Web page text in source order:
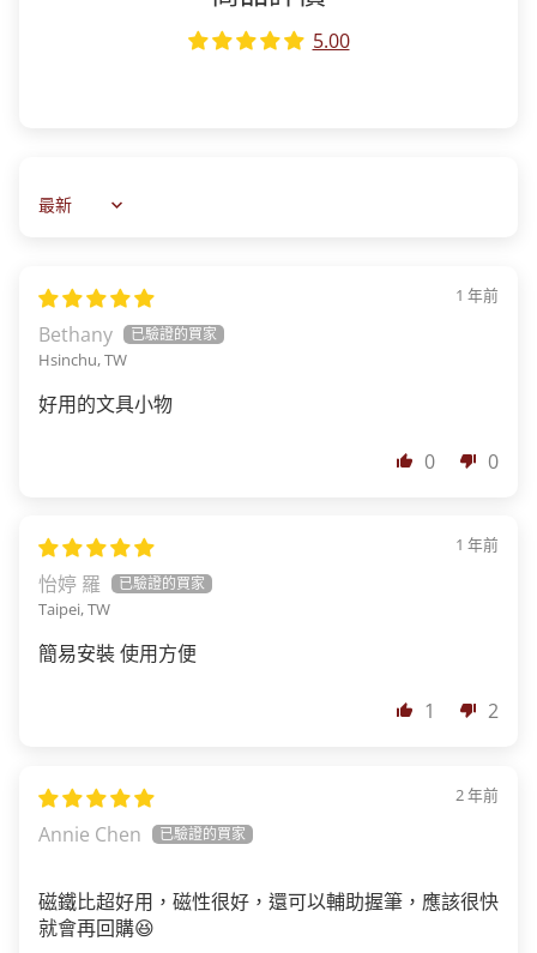
5.00
Sort by
1 年前
Bethany
Hsinchu, TW
好用的文具小物
0 0
1 年前
怡婷 羅
Taipei, TW
簡易安裝 使用方便
1 2
2 年前
Annie Chen
磁鐵比超好用，磁性很好，還可以輔助握筆，應該很快
就會再回購😆